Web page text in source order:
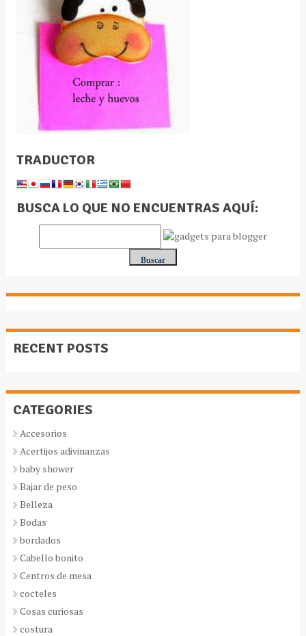
TRADUCTOR
BUSCA LO QUE NO ENCUENTRAS AQUÍ:
RECENT POSTS
CATEGORIES
Accesorios
Acertijos adivinanzas
baby shower
Bajar de peso
Belleza
Bodas
bordados
Cabello bonito
Centros de mesa
cocteles
Cosas curiosas
costura